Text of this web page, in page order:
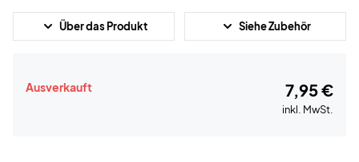
Über das Produkt Siehe Zubehör
Ausverkauft 7,95 €
inkl. MwSt.